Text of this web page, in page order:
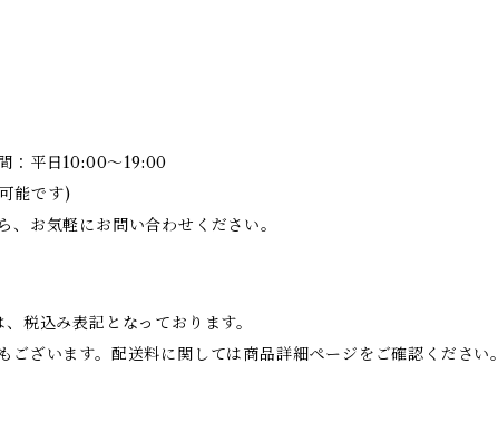
：平日10:00～19:00
能です)
、お気軽にお問い合わせください。
税込み表記となっております。
ございます。配送料に関しては商品詳細ページをご確認ください。